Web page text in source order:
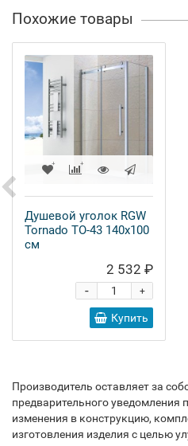
Похожие товары
Душевой уголок RGW
Tornado TO-43 140x100
см
2 532 ₽
+
-
Купить
Производитель оставляет за
предварительного уведомления
изменения в конструкцию,
изготовления изделия с целью